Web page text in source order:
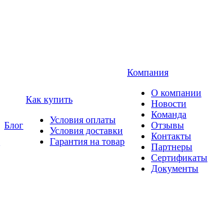
Блог
Как купить
Условия оплаты
Условия доставки
Гарантия на товар
Компания
О компании
Новости
Команда
Отзывы
Контакты
Партнеры
Сертификаты
Документы